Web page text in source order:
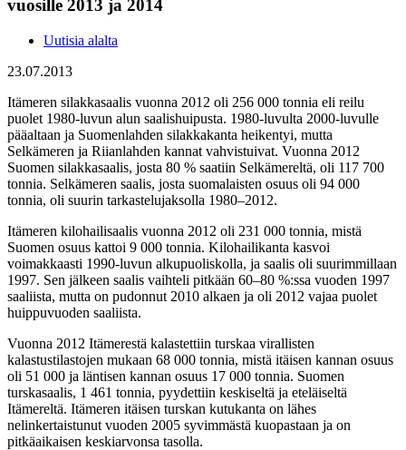
vuosille 2013 ja 2014
Uutisia alalta
23.07.2013
Itämeren silakkasaalis vuonna 2012 oli 256 000 tonnia eli reilu
puolet 1980-luvun alun saalishuipusta. 1980-luvulta 2000-luvulle
pääaltaan ja Suomenlahden silakkakanta heikentyi, mutta
Selkämeren ja Riianlahden kannat vahvistuivat. Vuonna 2012
Suomen silakkasaalis, josta 80 % saatiin Selkämereltä, oli 117 700
tonnia. Selkämeren saalis, josta suomalaisten osuus oli 94 000
tonnia, oli suurin tarkastelujaksolla 1980–2012.
Itämeren kilohailisaalis vuonna 2012 oli 231 000 tonnia, mistä
Suomen osuus kattoi 9 000 tonnia. Kilohailikanta kasvoi
voimakkaasti 1990-luvun alkupuoliskolla, ja saalis oli suurimmillaan
1997. Sen jälkeen saalis vaihteli pitkään 60–80 %:ssa vuoden 1997
saaliista, mutta on pudonnut 2010 alkaen ja oli 2012 vajaa puolet
huippuvuoden saaliista.
Vuonna 2012 Itämerestä kalastettiin turskaa virallisten
kalastustilastojen mukaan 68 000 tonnia, mistä itäisen kannan osuus
oli 51 000 ja läntisen kannan osuus 17 000 tonnia. Suomen
turskasaalis, 1 461 tonnia, pyydettiin keskiseltä ja eteläiseltä
Itämereltä. Itämeren itäisen turskan kutukanta on lähes
nelinkertaistunut vuoden 2005 syvimmästä kuopastaan ja on
pitkäaikaisen keskiarvonsa tasolla.